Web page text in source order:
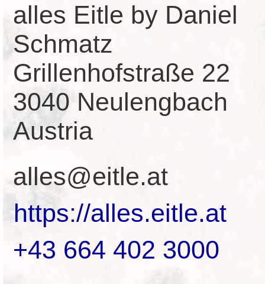
alles Eitle by Daniel
Schmatz
Grillenhofstraße 22
3040 Neulengbach
Austria
alles@eitle.at
https://alles.eitle.at
+43 664 402 3000